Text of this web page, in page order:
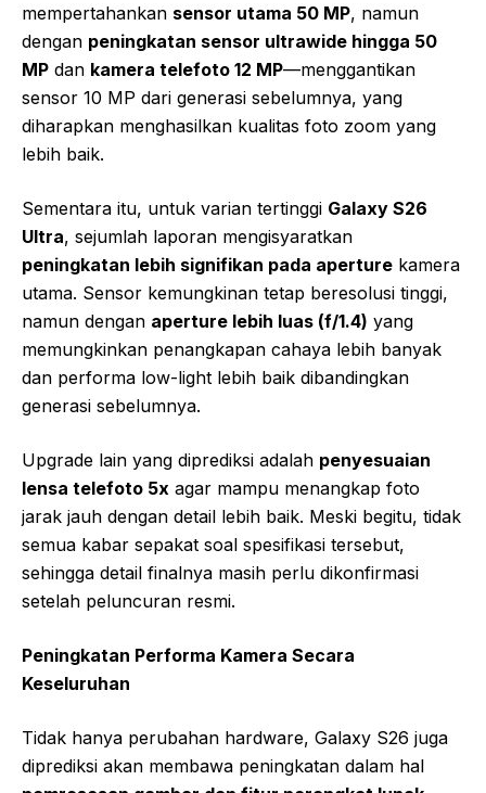
mempertahankan sensor utama 50 MP, namun
dengan peningkatan sensor ultrawide hingga 50
MP dan kamera telefoto 12 MP—menggantikan
sensor 10 MP dari generasi sebelumnya, yang
diharapkan menghasilkan kualitas foto zoom yang
lebih baik.
Sementara itu, untuk varian tertinggi Galaxy S26
Ultra, sejumlah laporan mengisyaratkan
peningkatan lebih signifikan pada aperture kamera
utama. Sensor kemungkinan tetap beresolusi tinggi,
namun dengan aperture lebih luas (f/1.4) yang
memungkinkan penangkapan cahaya lebih banyak
dan performa low-light lebih baik dibandingkan
generasi sebelumnya.
Upgrade lain yang diprediksi adalah penyesuaian
lensa telefoto 5x agar mampu menangkap foto
jarak jauh dengan detail lebih baik. Meski begitu, tidak
semua kabar sepakat soal spesifikasi tersebut,
sehingga detail finalnya masih perlu dikonfirmasi
setelah peluncuran resmi.
Peningkatan Performa Kamera Secara
Keseluruhan
Tidak hanya perubahan hardware, Galaxy S26 juga
diprediksi akan membawa peningkatan dalam hal